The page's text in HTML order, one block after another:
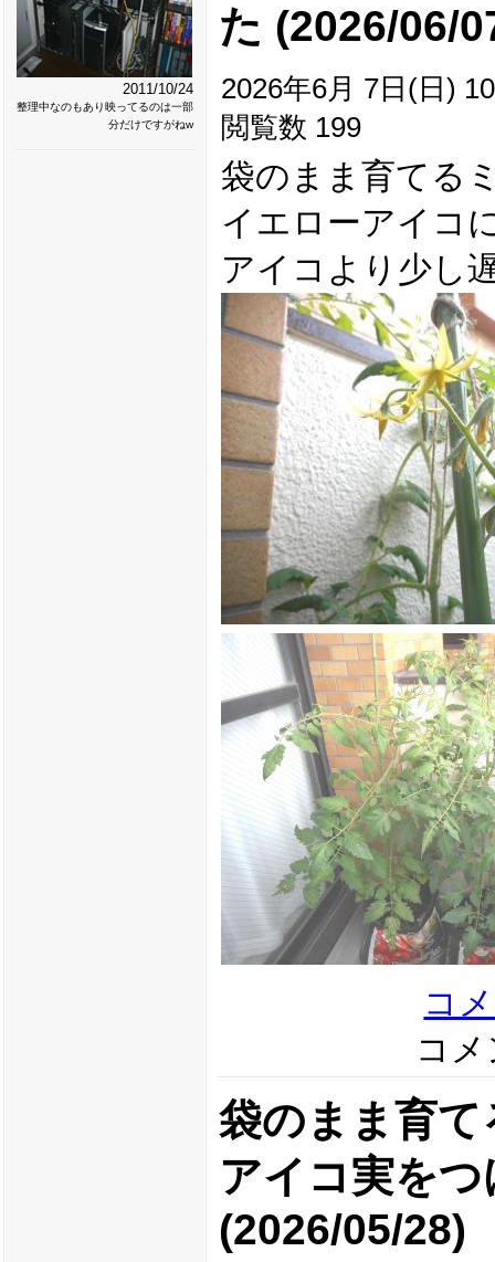
2011/10/24
整理中なのもあり映ってるのは一部
分だけですがねw
た (2026/06/
2026年6月 7日(日)
閲覧数 199
袋のまま育てる
イエローアイコ
アイコより少し
コ
コ
袋のまま育
アイコ実を
(2026/05/28)